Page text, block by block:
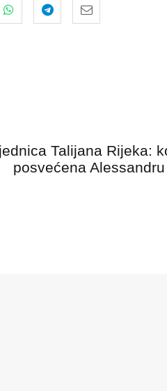
Talijana Rijeka:
posvećena